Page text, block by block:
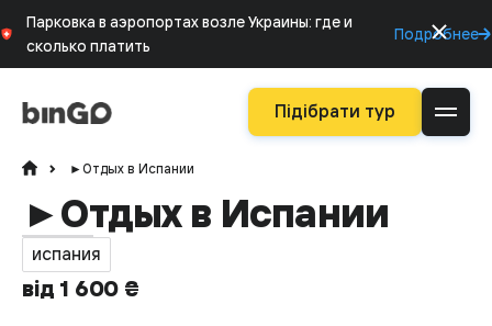
Парковка в аэропортах возле Украины: где и
сколько платить
Подробнее
Підібрати тур
►Отдых в Испании
►Отдых в Испании
испания
від 1 600 ₴